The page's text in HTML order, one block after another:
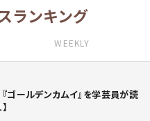
ランキング
WEEKLY
ゴールデンカムイ』を学芸員が読